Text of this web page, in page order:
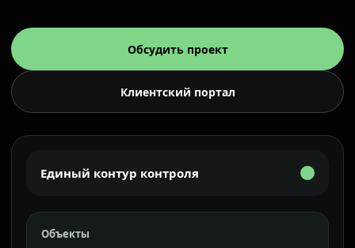
Обсудить проект
Клиентский портал
Единый контур контроля
Объекты